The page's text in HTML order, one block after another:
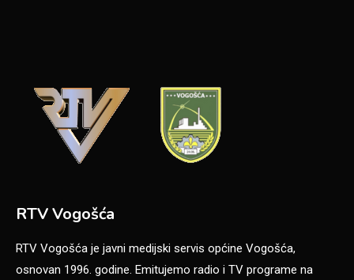
RTV Vogošća
RTV Vogošća je javni medijski servis općine Vogošća,
osnovan 1996. godine. Emitujemo radio i TV programe na